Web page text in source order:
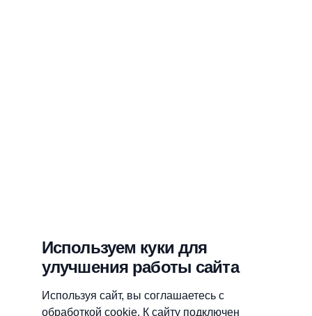
Используем куки для
улучшения работы сайта
Используя сайт, вы соглашаетесь с
обработкой cookie. К сайту подключен